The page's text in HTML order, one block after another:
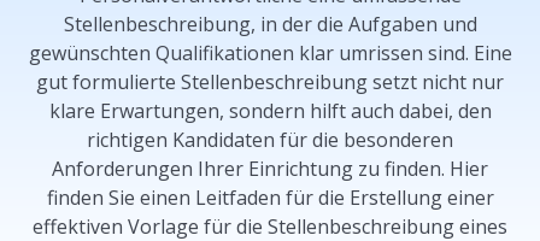
Stellenbeschreibung, in der die Aufgaben und
gewünschten Qualifikationen klar umrissen sind. Eine
gut formulierte Stellenbeschreibung setzt nicht nur
klare Erwartungen, sondern hilft auch dabei, den
richtigen Kandidaten für die besonderen
Anforderungen Ihrer Einrichtung zu finden. Hier
finden Sie einen Leitfaden für die Erstellung einer
effektiven Vorlage für die Stellenbeschreibung eines